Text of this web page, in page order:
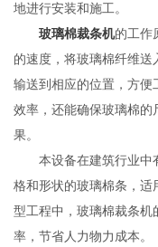
地进行安装和施工。
玻璃棉裁条机的工作
的速度，将玻璃棉纤维
输送到相应的位置，方
效率，还能确保玻璃棉的
果。
本设备在建筑行业中
格和形状的玻璃棉条，适
型工程中，玻璃棉裁条机
率，节省人力物力成本。